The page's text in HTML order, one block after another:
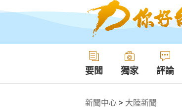
要聞 獨家 評論
新聞中心> 大陸新聞